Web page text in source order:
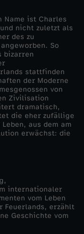
Name ist Charles
nicht zuletzt als
des zu
So
bizarren
stattfinden
der Moderne
von
Zivilisation
dramatisch,
die eher zufällige
aus dem am
erwächst: die
internationaler
vom Leben
Feuerlands, erzählt
Geschichte vom